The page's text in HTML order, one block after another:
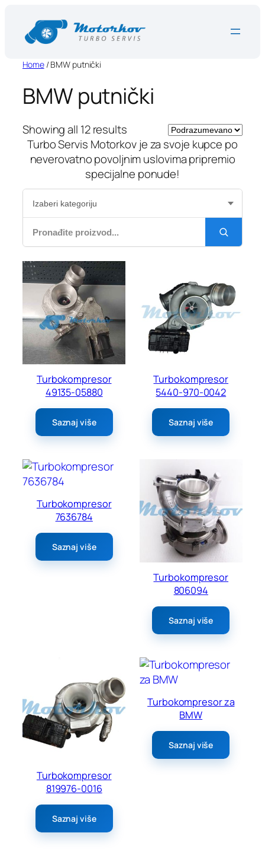
content
Home/ BMW putnički
BMW putnički
Showing all 12 results
Turbo Servis Motorkov je za svoje kupce po
neverovatno povoljnim uslovima pripremio
specijalne ponude!
Turbokompresor
49135-05880
Saznaj više
Turbokompresor
5440-970-0042
Saznaj više
Turbokompresor
7636784
Saznaj više
Turbokompresor
806094
Saznaj više
Turbokompresor
819976-0016
Saznaj više
Turbokompresor za
BMW
Saznaj više